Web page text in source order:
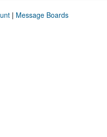
| Message Boards